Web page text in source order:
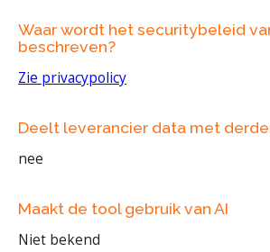
Waar wordt het securitybeleid
beschreven?
Zie privacypolicy
Deelt leverancier data met
nee
Maakt de tool gebruik van AI
Niet bekend